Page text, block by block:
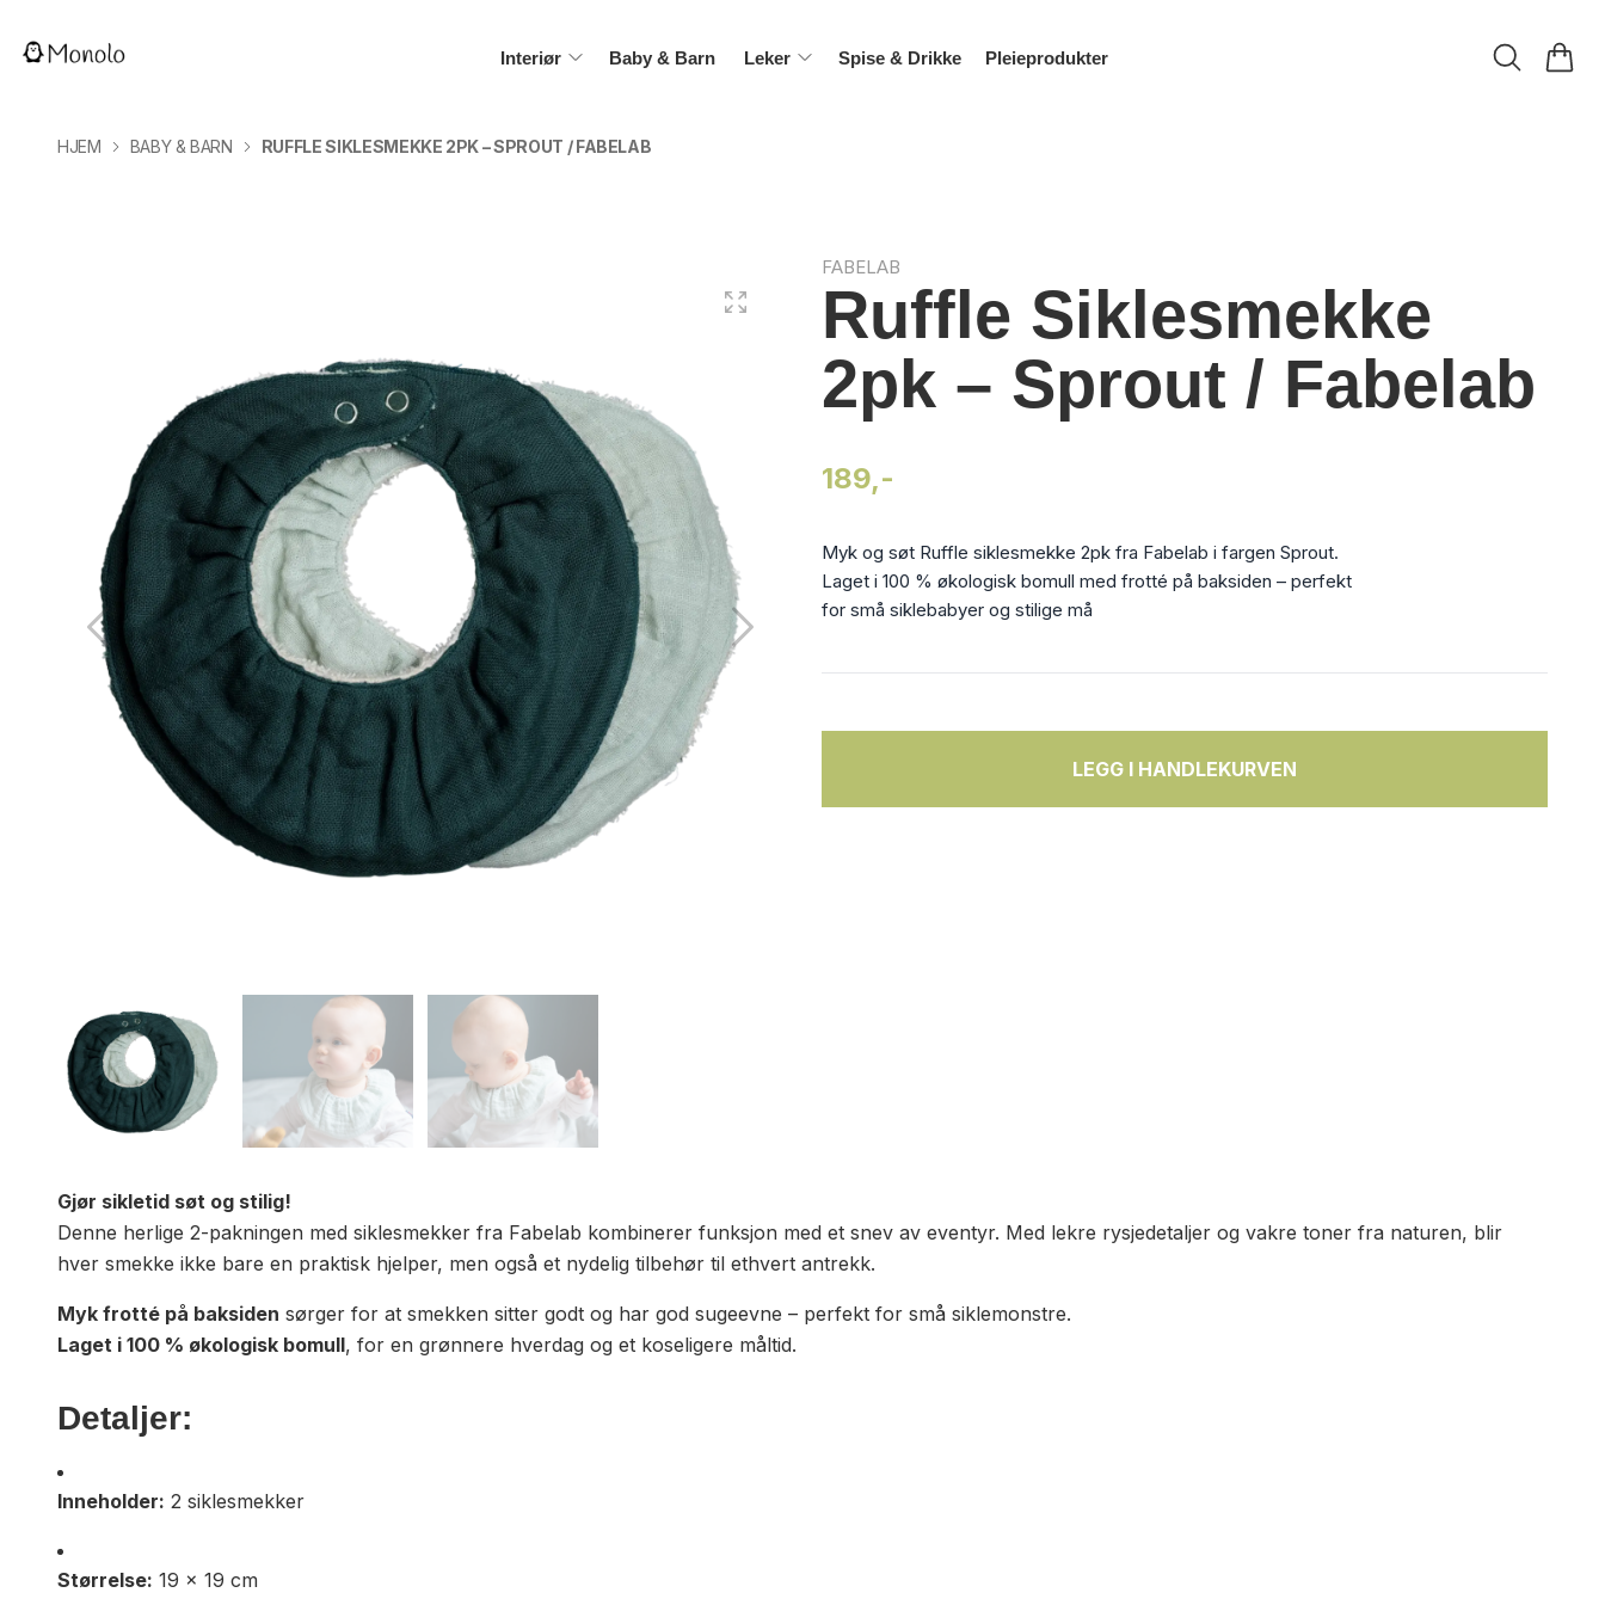
Interiør Baby & Barn Leker Spise & Drikke Pleieprodukter
HJEM BABY & BARN RUFFLE SIKLESMEKKE 2PK – SPROUT / FABELAB
FABELAB
Ruffle Siklesmekke
2pk – Sprout / Fabelab
189,-
Myk og søt Ruffle siklesmekke 2pk fra Fabelab i fargen Sprout.
Laget i 100 % økologisk bomull med frotté på baksiden – perfekt
for små siklebabyer og stilige må
LEGG I HANDLEKURVEN
Gjør sikletid søt og stilig!
Denne herlige 2-pakningen med siklesmekker fra Fabelab kombinerer funksjon med et snev av eventyr. Med lekre rysjedetaljer og vakre toner fra naturen, blir
hver smekke ikke bare en praktisk hjelper, men også et nydelig tilbehør til ethvert antrekk.
Myk frotté på baksiden sørger for at smekken sitter godt og har god sugeevne – perfekt for små siklemonstre.
Laget i 100 % økologisk bomull, for en grønnere hverdag og et koseligere måltid.
Detaljer:
Inneholder: 2 siklesmekker
Størrelse: 19 x 19 cm